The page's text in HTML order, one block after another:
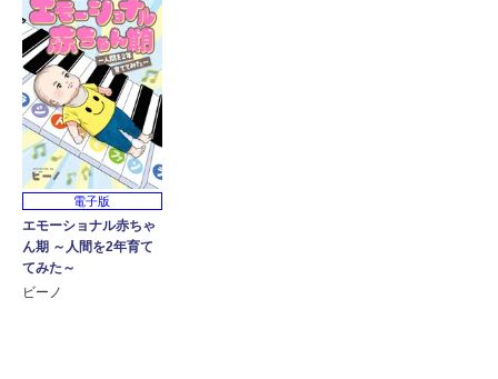
電子版
エモーショナル赤ちゃ
ん期 ～人間を2年育て
てみた～
ビーノ